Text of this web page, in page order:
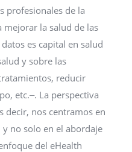
profesionales de la
mejorar la salud de las
es capital en salud
y sobre las
reducir
etc.‒. La perspectiva
decir, nos centramos en
no solo en el abordaje
del eHealth